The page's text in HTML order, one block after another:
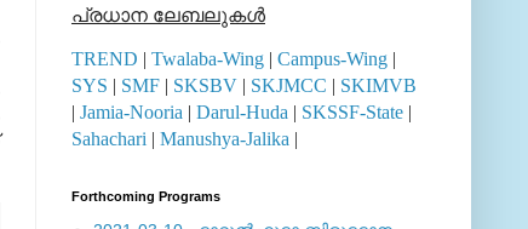
പ്രധാന ലേബലുകള്‍
TREND | Twalaba-Wing | Campus-Wing |
SYS | SMF | SKSBV | SKJMCC | SKIMVB
| Jamia-Nooria | Darul-Huda | SKSSF-State |
Sahachari | Manushya-Jalika |
Forthcoming Programs